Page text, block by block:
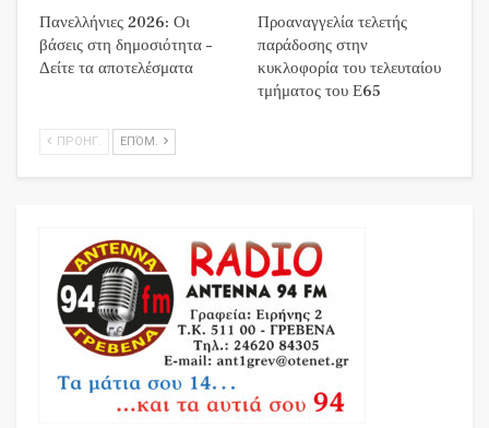
Πανελλήνιες 2026: Οι
βάσεις στη δημοσιότητα –
Δείτε τα αποτελέσματα
Προαναγγελία τελετής
παράδοσης στην
κυκλοφορία του τελευταίου
τμήματος του Ε65
ΠΡΟΗΓ. ΕΠΌΜ.